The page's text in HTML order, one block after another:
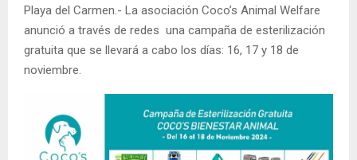
Playa del Carmen.- La asociación Coco’s Animal Welfare
anunció a través de redes una campaña de esterilización
gratuita que se llevará a cabo los días: 16, 17 y 18 de
noviembre.